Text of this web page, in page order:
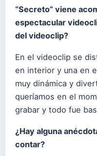
“Secreto” viene
espectacular
del videoclip?
En el videoclip se
en interior y una en
muy dinámica y
queríamos en el
grabar y todo fue
¿Hay alguna
contar?